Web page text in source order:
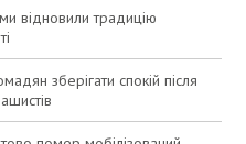
відновили традицію
зберігати спокій після